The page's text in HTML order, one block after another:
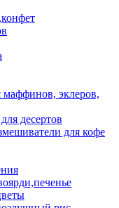
эклеров,
десертов
для кофе